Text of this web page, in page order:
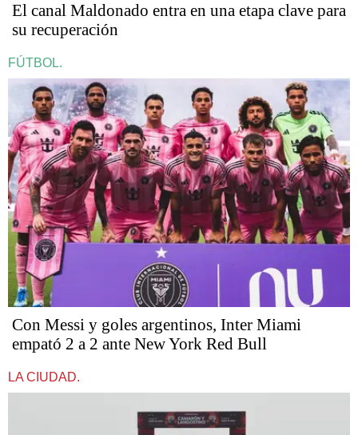
El canal Maldonado entra en una etapa clave para
su recuperación
FÚTBOL.
Con Messi y goles argentinos, Inter Miami
empató 2 a 2 ante New York Red Bull
LA CIUDAD.